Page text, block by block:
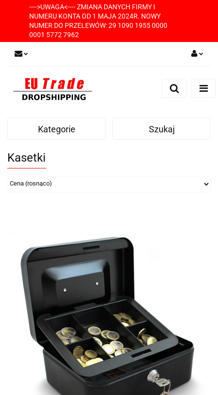
---->UWAGA<---- ZMIANA DANYCH FIRMY I
NUMERU KONTA OD 1 MAJA 2024R. NOWY
NUMER DO PRZELEWÓW: 29 1090 1955 0000
0001 5772 7962
Zarejestruj się
Kategorie Szukaj
Kasetki